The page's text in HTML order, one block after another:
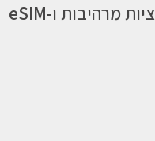
אוטילה: נופש מושלם, אטרקציות מרהיבות ו-eSIM